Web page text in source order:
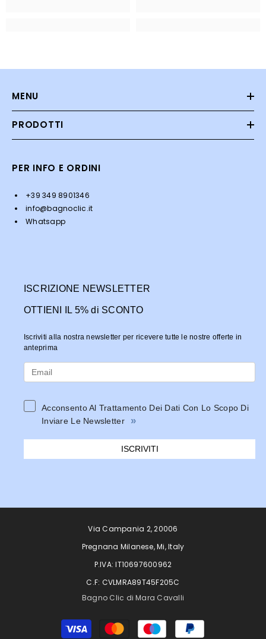
MENU
PRODOTTI
PER INFO E ORDINI
+39 349 8901346
info@bagnoclic.it
Whatsapp
ISCRIZIONE NEWSLETTER
OTTIENI IL 5% di SCONTO
Iscriviti alla nostra newsletter per ricevere tutte le nostre offerte in
anteprima
Acconsento Al Trattamento Dei Dati Con Lo Scopo Di
Inviare Le Newsletter
»
ISCRIVITI
Via Campania 2, 20006
Pregnana Milanese, Mi, Italy
P.IVA: IT10697600962
C.F: CVLMRA89T45F205C
Bagno Clic di Mara Cavalli
Metodi
di